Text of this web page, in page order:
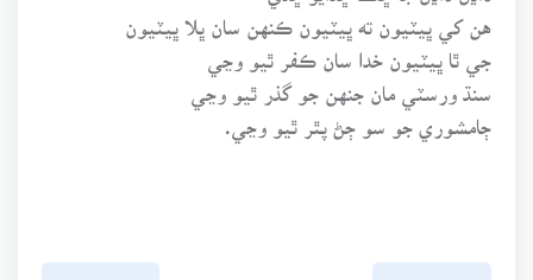
هن کي ڀيٽيون ته ڀيٽيون ڪنهن سان ڀلا ڀيٽيون
جي ٿا ڀيٽيون خدا سان ڪفر ٿيو وڃي
سنڌ ورسٽي مان جنهن جو گذر ٿيو وڃي
ڄامشوري جو سو ڄڻ پٿر ٿيو وڃي.